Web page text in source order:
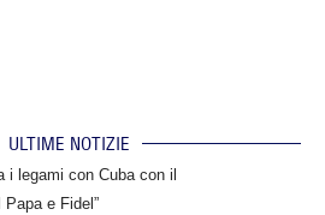
ULTIME NOTIZIE
i legami con Cuba con il
Papa e Fidel”